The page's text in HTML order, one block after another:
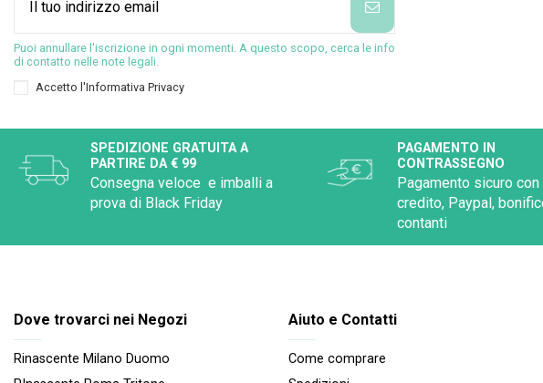
Puoi annullare l'iscrizione in ogni momenti. A questo scopo, cerca le info
di contatto nelle note legali.
Accetto l'Informativa Privacy
SPEDIZIONE GRATUITA A
PARTIRE DA € 99
Consegna veloce e imballi a
prova di Black Friday
PAGAMENTO IN
CONTRASSEGNO
Pagamento sicuro
credito, Paypal,
contanti
Dove trovarci nei Negozi
Rinascente Milano Duomo
Aiuto e Contatti
Come comprare